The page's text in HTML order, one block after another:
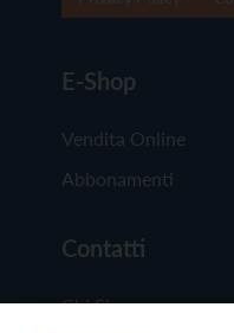
E-Shop
Vendita Online
Abbonamenti
Contatti
Chi Siamo